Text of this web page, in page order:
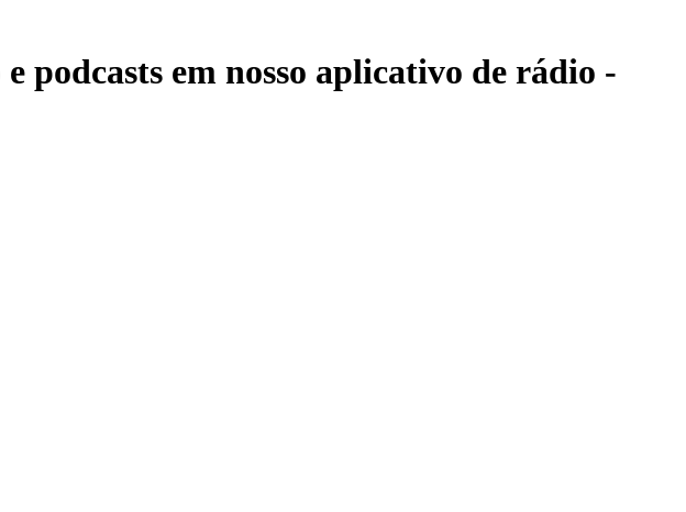
podcasts em nosso aplicativo de rádio -